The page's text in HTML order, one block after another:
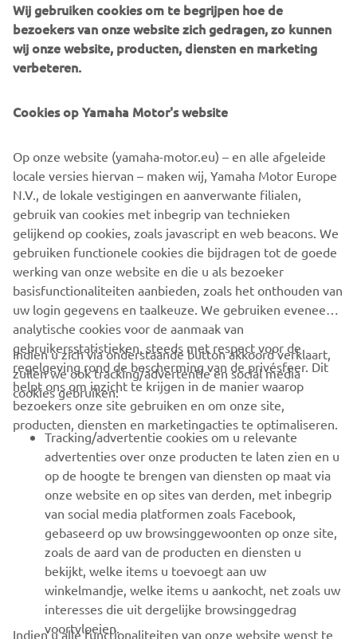
Naarmate de samenwerking tussen deze twee topmerken
zich verder ontwikkelt, zullen eigenaren van Finval-boten
dankzij de gedeelde expertise een combinatie van plezier,
Europese vissersbootmarkt. Yamaha is bij uitstek in staat
opwindend toonaangevende innovatie kan voelen als die
wordt ondersteund door 60 jaar ervaring in het sneller
doen kloppen van harten…
VOLLEDIG PERSBERICHT
CORPORATE
BUSINESS
MEER YAMAHA
SUPPORT
NIEUWSBRIEF
Wees de eerste die meer te weten komt over de nieuwste deals,
speciale evenementen, nieuwe producten en nog veel meer
Wij gebruiken cookies om te begrijpen hoe de
bezoekers van onze website zich gedragen, zo kunnen
wij onze website, producten, diensten en marketing
verbeteren.
Cookies op Yamaha Motor's website
Op onze website (yamaha-motor.eu) – en alle afgeleide
locale versies hiervan – maken wij, Yamaha Motor Europe
N.V., de lokale vestigingen en aanverwante filialen,
gebruik van cookies met inbegrip van technieken
gelijkend op cookies, zoals javascript en web beacons. We
gebruiken functionele cookies die bijdragen tot de goede
werking van onze website en die u als bezoeker
basisfunctionaliteiten aanbieden, zoals het onthouden van
uw login gegevens en taalkeuze. We gebruiken eveneens
analytische cookies voor de aanmaak van
gebruikersstatistieken, steeds met respect voor de
regelgeving rond de bescherming van de privésfeer. Dit
helpt ons om inzicht te krijgen in de manier waarop
bezoekers onze site gebruiken en om onze site,
producten, diensten en marketingacties te optimaliseren.
Indien u zich via onderstaande button akkoord verklaart,
zullen we ook tracking/advertentie en social media
cookies gebruiken:
Tracking/advertentie cookies om u relevante
advertenties over onze producten te laten zien en u
op de hoogte te brengen van diensten op maat via
onze website en op sites van derden, met inbegrip
van social media platformen zoals Facebook,
gebaseerd op uw browsinggewoonten op onze site,
zoals de aard van de producten en diensten u
bekijkt, welke items u toevoegt aan uw
winkelmandje, welke items u aankocht, net zoals uw
interesses die uit dergelijke browsinggedrag
voortvloeien.
Indien u alle functionaliteiten van onze website wenst te